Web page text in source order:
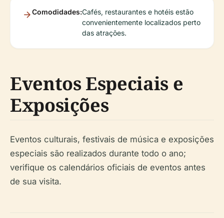
Comodidades:Cafés, restaurantes e hotéis estão
convenientemente localizados perto
das atrações.
Eventos Especiais e
Exposições
Eventos culturais, festivais de música e exposições
especiais são realizados durante todo o ano;
verifique os calendários oficiais de eventos antes
de sua visita.